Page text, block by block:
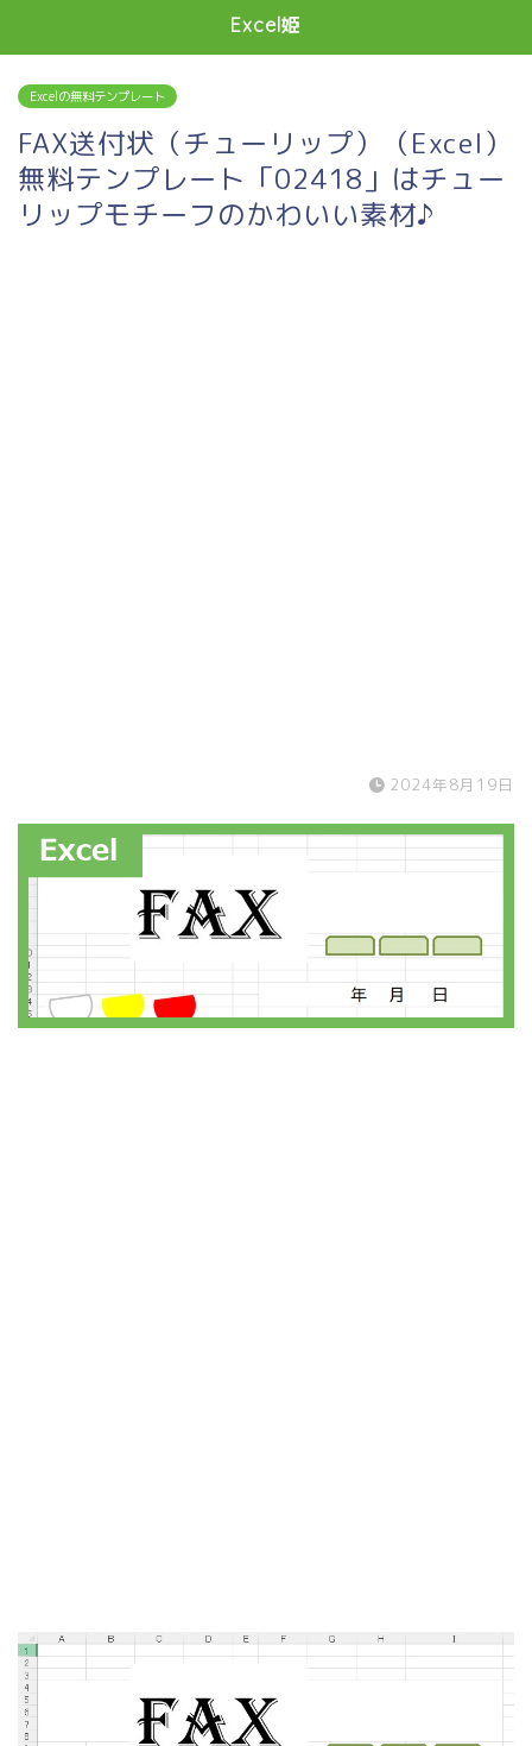
Excel姫
Excelの無料テンプレート
FAX送付状（チューリップ）（Excel）
無料テンプレート「02418」はチュー
リップモチーフのかわいい素材♪
2024年8月19日